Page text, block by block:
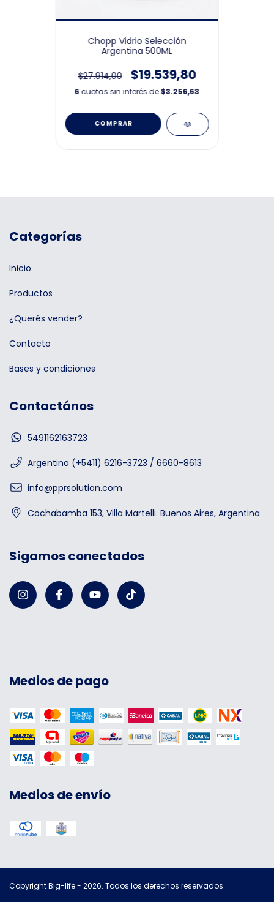
Chopp Vidrio Selección
Argentina 500ML
$27.914,00 $19.539,80
6 cuotas sin interés de$3.256,63
Categorías
Inicio
Productos
¿Querés vender?
Contacto
Bases y condiciones
Contactános
5491162163723
Argentina (+5411) 6216-3723 / 6660-8613
info@pprsolution.com
Cochabamba 153, Villa Martelli. Buenos Aires, Argentina
Sigamos conectados
Medios de pago
Medios de envío
Copyright Big-life - 2026. Todos los derechos reservados.